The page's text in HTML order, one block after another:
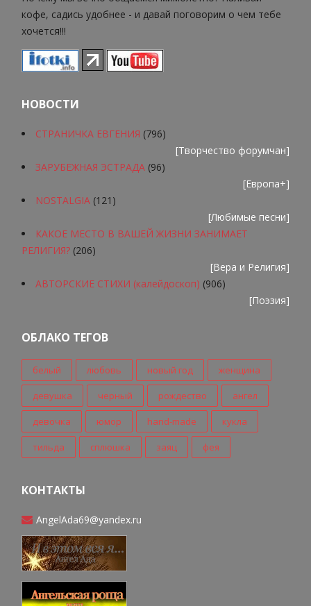
кофе, садись удобнее - и давай поговорим о чем тебе
хочется!!!
НОВОСТИ
СТРАНИЧКА ЕВГЕНИЯ (796)
[Творчество форумчан]
ЗАРУБЕЖНАЯ ЭСТРАДА (96)
[Европа+]
NOSTALGIA (121)
[Любимые песни]
КАКОЕ МЕСТО В ВАШЕЙ ЖИЗНИ ЗАНИМАЕТ
РЕЛИГИЯ? (206)
[Вера и Религия]
АВТОРСКИЕ СТИХИ (калейдоскоп) (906)
[Поэзия]
ОБЛАКО ТЕГОВ
белый любовь новый год женщина
девушка черный рождество ангел
девочка юмор hand-made кукла
тильда сплюшка заяц фея
КОНТАКТЫ
AngelAda69@yandex.ru